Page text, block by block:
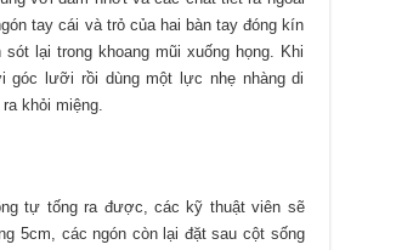
tay cái và trỏ của hai bàn tay đóng kín
lại trong khoang mũi xuống họng. Khi
góc lưỡi rồi dùng một lực nhẹ nhàng di
khỏi miệng.
tự tống ra được, các kỹ thuật viên sẽ
5cm, các ngón còn lại đặt sau cột sống